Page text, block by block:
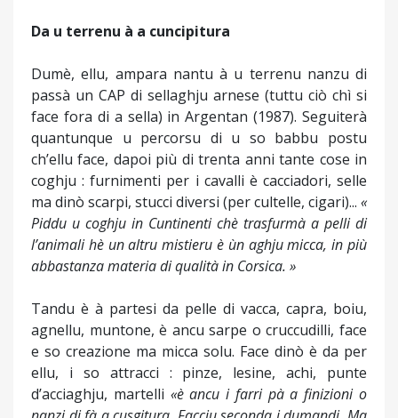
Da u terrenu à a cuncipitura
Dumè, ellu, ampara nantu à u terrenu nanzu di
passà un CAP di sellaghju arnese (tuttu ciò chì si
face fora di a sella) in Argentan (1987). Seguiterà
quantunque u percorsu di u so babbu postu
ch’ellu face, dapoi più di trenta anni tante cose in
coghju : furnimenti per i cavalli è cacciadori, selle
ma dinò scarpi, stucci diversi (per cultelle, cigari)... «
Piddu u coghju in Cuntinenti chè trasfurmà a pelli di
l’animali hè un altru mistieru è ùn aghju micca, in più
abbastanza materia di qualità in Corsica. »
Tandu è à partesi da pelle di vacca, capra, boiu,
agnellu, muntone, è ancu sarpe o cruccudilli, face
e so creazione ma micca solu. Face dinò è da per
ellu, i so attracci : pinze, lesine, achi, punte
d’acciaghju, martelli «è ancu i farri pà a finizioni o